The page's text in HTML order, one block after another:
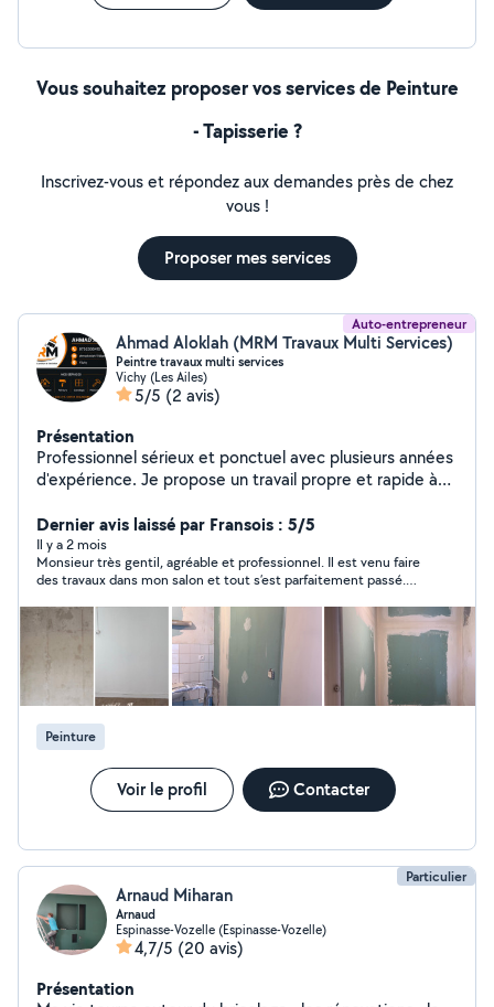
Vous souhaitez proposer vos services de Peinture
- Tapisserie ?
Inscrivez-vous et répondez aux demandes près de chez
vous !
Proposer mes services
Auto-entrepreneur
Ahmad Aloklah (MRM Travaux Multi Services)
Peintre travaux multi services
Vichy (Les Ailes)
5/5 (2 avis)
Présentation
Professionnel sérieux et ponctuel avec plusieurs années
d'expérience. Je propose un travail propre et rapide à
respect des délais garantis.
Dernier avis laissé par Fransois : 5/5
Il y a 2 mois
Monsieur très gentil, agréable et professionnel. Il est venu faire
des travaux dans mon salon et tout s’est parfaitement passé.
content du résultat. Je recommande sans hésiter, merci
encore !
Peinture
Voir le profil Contacter
Particulier
Arnaud Miharan
Arnaud
Espinasse-Vozelle (Espinasse-Vozelle)
4,7/5 (20 avis)
Présentation